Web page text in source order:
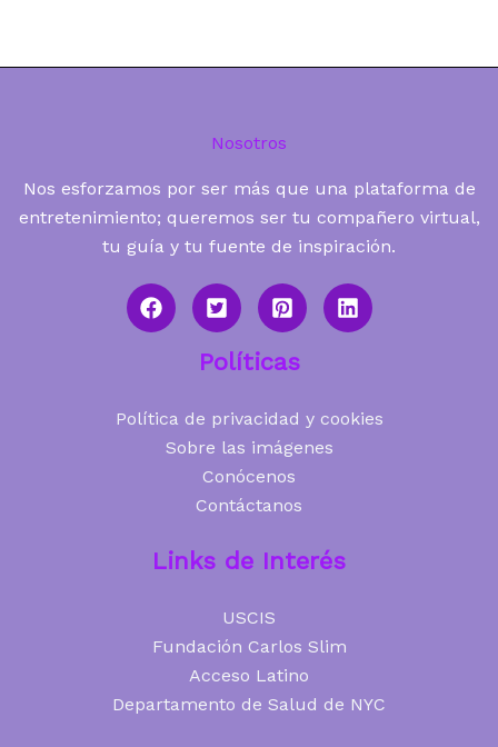
Nosotros
Nos esforzamos por ser más que una plataforma de
entretenimiento; queremos ser tu compañero virtual,
tu guía y tu fuente de inspiración.
Políticas
Política de privacidad y cookies
Sobre las imágenes
Conócenos
Contáctanos
Links de Interés
USCIS
Fundación Carlos Slim
Acceso Latino
Departamento de Salud de NYC